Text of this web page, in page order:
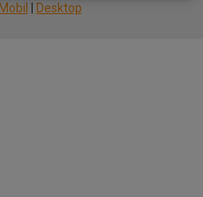
Mobil Desktop